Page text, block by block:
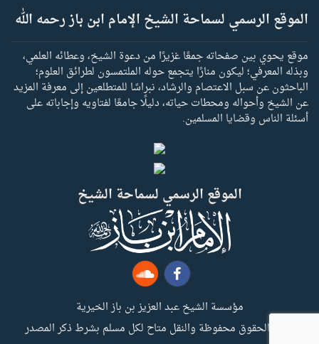
الموقع الرسمي لسماحة الشيخ الإمام ابن باز رحمه الله
موقع يحوي بين صفحاته جمعًا غزيرًا من دعوة الشيخ، وعطائه العلمي،
وبذله المعرفي؛ ليكون منارًا يتجمع حوله الملتمسون لطرائق العلوم؛
الباحثون عن سبل الاعتصام والرشاد، نبراسًا للمتطلعين إلى معرفة المزيد
عن الشيخ وأحواله ومحطات حياته، دليلًا جامعًا لفتاويه وإجاباته على
أسئلة الناس وقضايا المسلمين.
الموقع الرسمي لسماحة الشيخ
مؤسسة الشيخ عبد العزيز بن باز الخيرية
جميع الحقوق محفوظة والنقل متاح لكل مسلم بشرط ذكر المصدر